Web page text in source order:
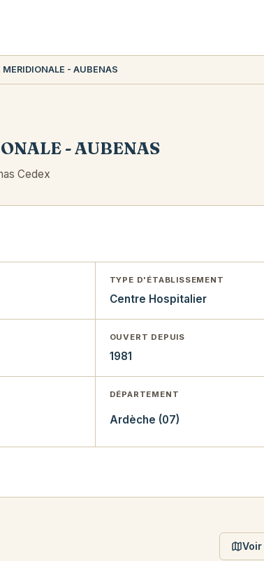
MERIDIONALE - AUBENAS
- AUBENAS
Cedex
TYPE D'ÉTABLISSEMENT
Centre Hospitalier
OUVERT DEPUIS
1981
DÉPARTEMENT
Ardèche (07)